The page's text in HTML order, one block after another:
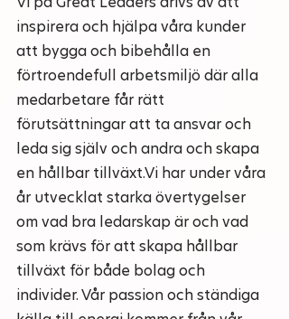
inspirera och hjälpa våra kunder
att bygga och bibehålla en
förtroendefull arbetsmiljö där alla
medarbetare får rätt
förutsättningar att ta ansvar och
leda sig själv och andra och skapa
en hållbar tillväxt.Vi har under våra
år utvecklat starka övertygelser
om vad bra ledarskap är och vad
som krävs för att skapa hållbar
tillväxt för både bolag och
individer. Vår passion och ständiga